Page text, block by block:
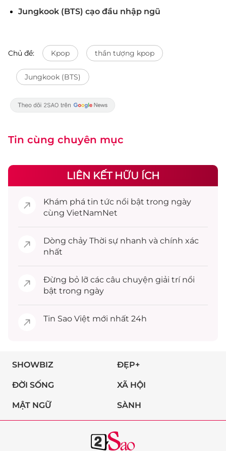
Jungkook (BTS) cạo đầu nhập ngũ
Chủ đề: Kpop thần tượng kpop
Jungkook (BTS)
Tin cùng chuyên mục
LIÊN KẾT HỮU ÍCH
Khám phá tin tức nổi bật trong ngày
cùng VietNamNet
Dòng chảy Thời sự nhanh và chính xác
nhất
Đừng bỏ lỡ các câu chuyện giải trínổi
bật trong ngày
Tin Sao Việt mới nhất 24h
SHOWBIZ ĐẸP+
ĐỜI SỐNG XÃ HỘI
MẬT NGỮ SÀNH